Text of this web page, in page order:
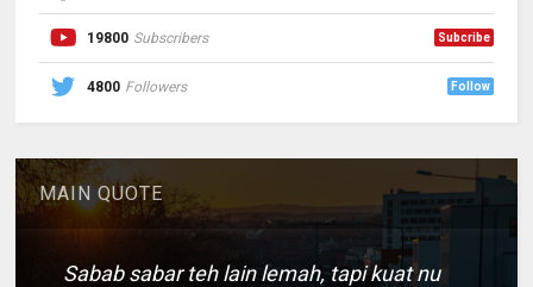
19800 Subscribers Subcribe
4800 Followers Follow
MAIN QUOTE
Sabab sabar teh lain lemah, tapi kuat nu